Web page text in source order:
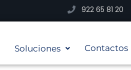
922 65 81 20
Soluciones Contactos